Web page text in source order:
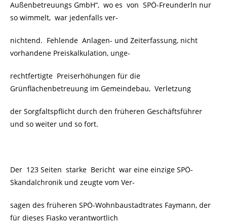
Außenbetreuungs GmbH“, wo es von SPÖ-Freunderln nur
so wimmelt, war jedenfalls ver-
nichtend. Fehlende Anlagen- und Zeiterfassung, nicht
vorhandene Preiskalkulation, unge-
rechtfertigte Preiserhöhungen für die
Grünflächenbetreuung im Gemeindebau, Verletzung
der Sorgfaltspflicht durch den früheren Geschäftsführer
und so weiter und so fort.
Der 123 Seiten starke Bericht war eine einzige SPÖ-
Skandalchronik und zeugte vom Ver-
sagen des früheren SPÖ-Wohnbaustadtrates Faymann, der
für dieses Fiasko verantwortlich